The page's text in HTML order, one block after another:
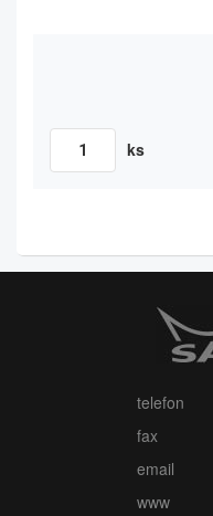
ks
telefon
fax
email
www